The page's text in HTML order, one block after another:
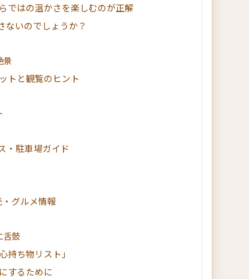
ではの温かさを楽しむのが正解
ないのでしょうか？
景
トと観覧のヒント
・駐車場ガイド
グルメ情報
舌鼓
持ち物リスト」
するために